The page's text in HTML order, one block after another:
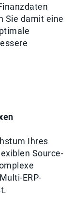
Sie damit eine
Ihres
Source-
ERP-